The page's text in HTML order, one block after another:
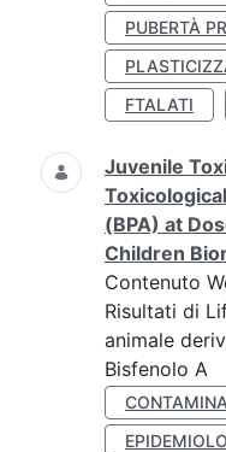
PUBERTÀ
FTALATI
Juvenile
(BPA) at
Children
Contenuto
Risultati di
animale
Bisfenolo A